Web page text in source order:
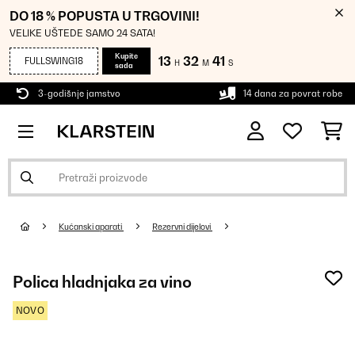
DO 18 % POPUSTA U TRGOVINI!
VELIKE UŠTEDE SAMO 24 SATA!
FULLSWING18
Kupite
sada
13 H 32 M 39 S
3-godišnje jamstvo 14 dana za povrat robe
Kućanski aparati Rezervni dijelovi
Polica hladnjaka za vino
NOVO